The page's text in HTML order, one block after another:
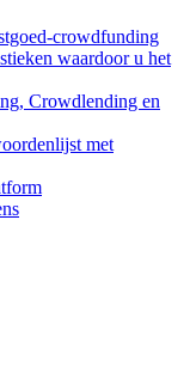
crowdfunding
waardoor u het
Crowdlending en
met